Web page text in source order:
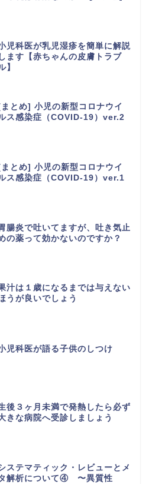
児科医が乳児湿疹を簡単に解説
します【赤ちゃんの皮膚トラブ
】
まとめ] 小児の新型コロナウイ
ス感染症（COVID-19）ver.2
とめ] 小児の新型コロナウイ
ス感染症（COVID-19）ver.1
腸炎で吐いてますが、吐き気止
の薬って効かないのですか？
汁は１歳になるまでは与えない
うが良いでしょう
児科医が語る子供のしつけ
後３ヶ月未満で発熱したら必ず
きな病院へ受診しましょう
ステマティック・レビューとメ
解析について④ 〜異質性